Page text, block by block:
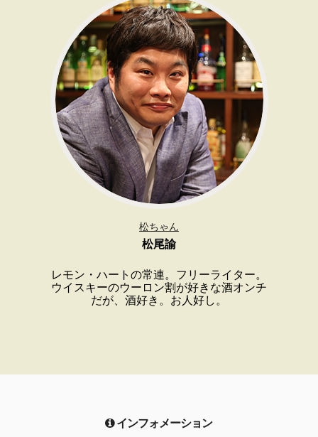
松ちゃん
松尾諭
レモン・ハートの常連。フリーライター。
ウイスキーのウーロン割が好きな酒オンチ
だが、酒好き。お人好し。
インフォメーション